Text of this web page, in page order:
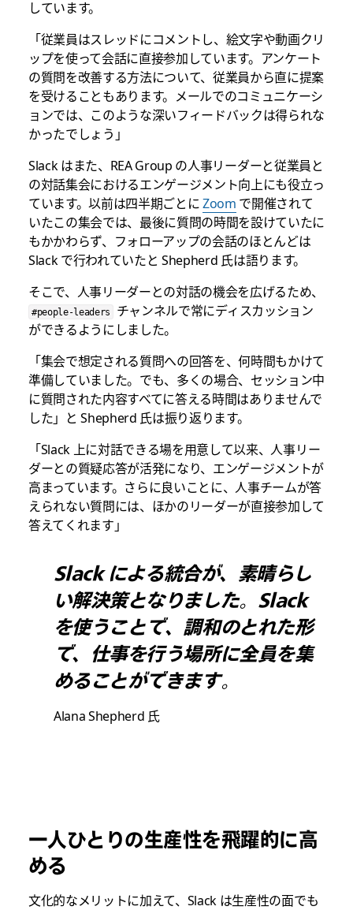
しています。
「従業員はスレッドにコメントし、絵文字や動画クリ
ップを使って会話に直接参加しています。アンケート
の質問を改善する方法について、従業員から直に提案
を受けることもあります。メールでのコミュニケーシ
ョンでは、このような深いフィードバックは得られな
かったでしょう」
Slack はまた、REA Group の人事リーダーと従業員と
の対話集会におけるエンゲージメント向上にも役立っ
ています。以前は四半期ごとにZoom で開催されて
いたこの集会では、最後に質問の時間を設けていたに
もかかわらず、フォローアップの会話のほとんどは
Slack で行われていたと Shepherd 氏は語ります。
そこで、人事リーダーとの対話の機会を広げるため、
#people-leaders
チャンネルで常にディスカッション
ができるようにしました。
「集会で想定される質問への回答を、何時間もかけて
準備していました。でも、多くの場合、セッション中
に質問された内容すべてに答える時間はありませんで
した」と Shepherd 氏は振り返ります。
「Slack 上に対話できる場を用意して以来、人事リー
ダーとの質疑応答が活発になり、エンゲージメントが
高まっています。さらに良いことに、人事チームが答
えられない質問には、ほかのリーダーが直接参加して
答えてくれます」
Slack による統合が、素晴らし
い解決策となりました。Slack
を使うことで、調和のとれた形
で、仕事を行う場所に全員を集
めることができます。
Alana Shepherd 氏
一人ひとりの生産性を飛躍的に高
める
文化的なメリットに加えて、Slack は生産性の面でも